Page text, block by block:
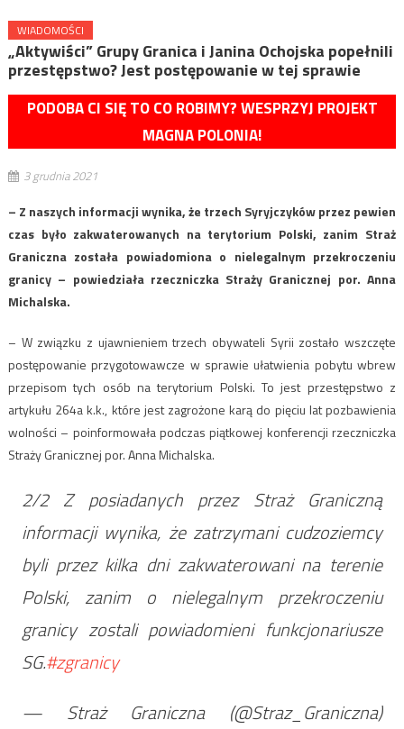
WIADOMOŚCI
„Aktywiści” Grupy Granica i Janina Ochojska popełnili
przestępstwo? Jest postępowanie w tej sprawie
PODOBA CI SIĘ TO CO ROBIMY? WESPRZYJ PROJEKT
MAGNA POLONIA!
3 grudnia 2021
– Z naszych informacji wynika, że trzech Syryjczyków przez pewien
czas było zakwaterowanych na terytorium Polski, zanim Straż
Graniczna została powiadomiona o nielegalnym przekroczeniu
granicy – powiedziała rzeczniczka Straży Granicznej por. Anna
Michalska.
– W związku z ujawnieniem trzech obywateli Syrii zostało wszczęte
postępowanie przygotowawcze w sprawie ułatwienia pobytu wbrew
przepisom tych osób na terytorium Polski. To jest przestępstwo z
artykułu 264a k.k., które jest zagrożone karą do pięciu lat pozbawienia
wolności – poinformowała podczas piątkowej konferencji rzeczniczka
Straży Granicznej por. Anna Michalska.
2/2 Z posiadanych przez Straż Graniczną
informacji wynika, że zatrzymani cudzoziemcy
byli przez kilka dni zakwaterowani na terenie
Polski, zanim o nielegalnym przekroczeniu
granicy zostali powiadomieni funkcjonariusze
SG.#zgranicy
— Straż Graniczna (@Straz_Graniczna)